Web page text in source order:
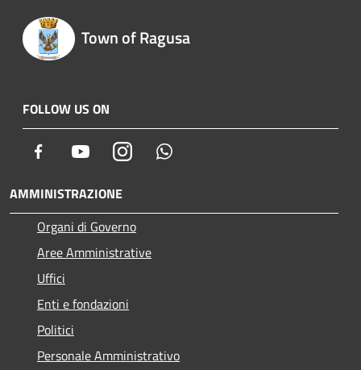
Town of Ragusa
FOLLOW US ON
Facebook YoutubeInstagram
AMMINISTRAZIONE
Organi di Governo
Aree Amministrative
Uffici
Enti e fondazioni
Politici
Personale Amministrativo